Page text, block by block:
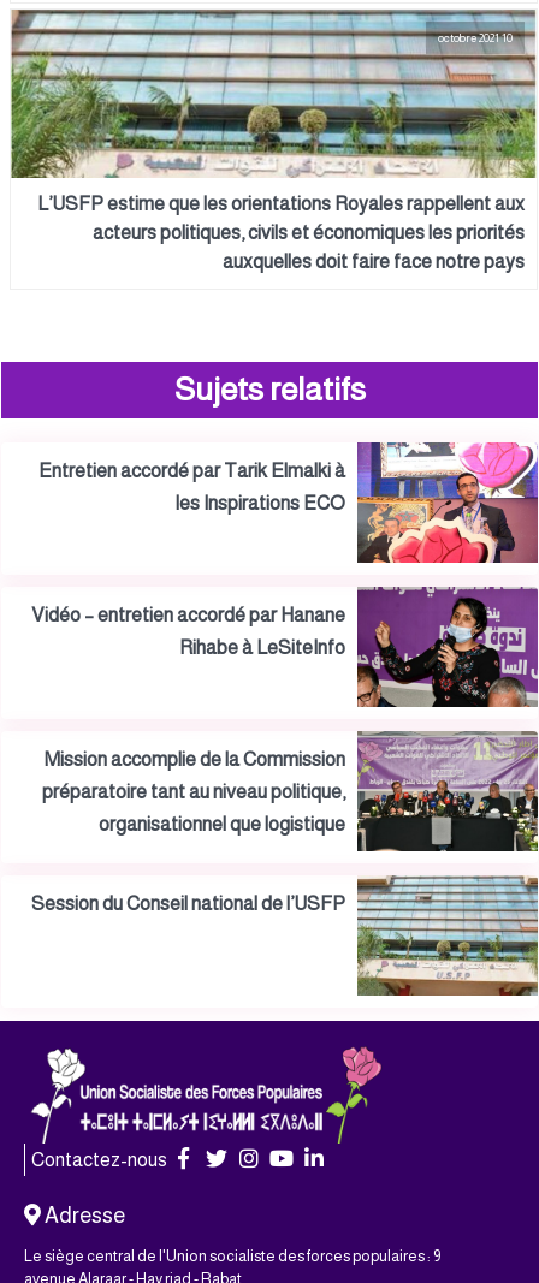
10 octobre 2021
L’USFP estime que les orientations Royales rappellent aux
acteurs politiques, civils et économiques les priorités
auxquelles doit faire face notre pays
Sujets relatifs
Entretien accordé par Tarik Elmalki à
les Inspirations ECO
Vidéo – entretien accordé par Hanane
Rihabe à LeSiteInfo
Mission accomplie de la Commission
préparatoire tant au niveau politique,
organisationnel que logistique
Session du Conseil national de l’USFP
Contactez-nous
Adresse
Le siège central de l'Union socialiste des forces populaires : 9
avenue Alaraar - Hay riad - Rabat